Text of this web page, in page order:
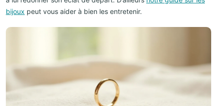
bijoux peut vous aider à bien les entretenir.